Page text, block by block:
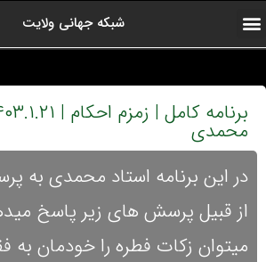
شبکه جهانی ولایت
محمدی
در این برنامه استاد محمدی
میتوان زکات فطره را خودمان به